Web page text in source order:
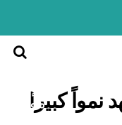
إلى
موقع
نمواً كبيرا